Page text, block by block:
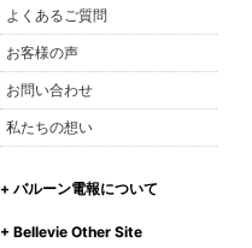
よくあるご質問
お客様の声
お問い合わせ
私たちの想い
+ バルーン電報について
+ Bellevie Other Site